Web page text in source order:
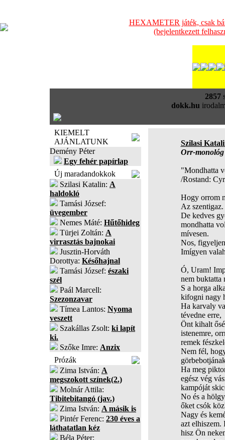
HEXAMETER játék, csak
(bejelentkezett
2857
dokk.hu
KIEMELT
AJÁNLATUNK
Demény Péter
Egy fehér papírlap
Új maradandokkok
Szilasi Katalin: A
haldokló
Tamási József:
üvegember
Nemes Máté: Hűtőhideg
Türjei Zoltán: A
virrasztás bajnokai
Jusztin-Horváth
Dorottya: Későhajnal
Tamási József: északi
szél
Paál Marcell:
Szezonzavar
Tímea Lantos: Nyoma
veszett
Szakállas Zsolt: ki lapít
ki.
Szőke Imre: Anzix
Prózák
Zima István: A
megszokott színek(2.)
Molnár Attila:
Tibitebitangó (jav.)
Zima István: A másik is
Pintér Ferenc: 230 éves a
láthatatlan kéz
Béla Péter:
Szilasi
Orr-monológ
"Mondhatta
/Rostand:
Hogy orrom
Az szentigaz.
De kedves
mondhatta
mívesen.
Nos,
Imígyen
Ó, Uram!
nem buktatta
S a horga
kifogni nagy
Ha karvaly
tévedne erre,
Önt kihalt
istenemre,
remek
Nem fél,
Ha meg
egész vég
kampóját
No és a
őket csók
Nagy és
azt elhiszem.
hisz Ön